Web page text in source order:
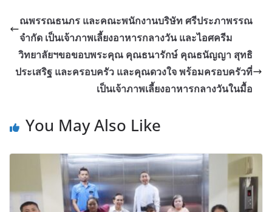
ณพรรณธนภร และคณะพนักงานบริษัท ศรีประภาพรรณ
จำกัด เป็นเจ้าภาพเลี้ยงอาหารกลางวัน และไอศครีม
วิทยาลัยฯขอขอบพระคุณ คุณธนารักษ์ คุณธนัญญา สุทธิ
ประเสริฐ และครอบครัว และคุณดวงใจ พร้อมครอบครัวที่
เป็นเจ้าภาพเลี้ยงอาหารกลางวันในมื้อ
You May Also Like